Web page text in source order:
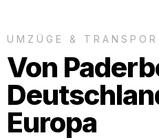
UMZÜGE &
Von
Europa